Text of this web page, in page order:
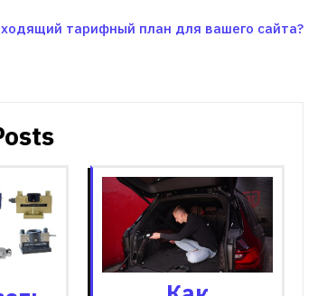
тарифный план для вашего сайта?